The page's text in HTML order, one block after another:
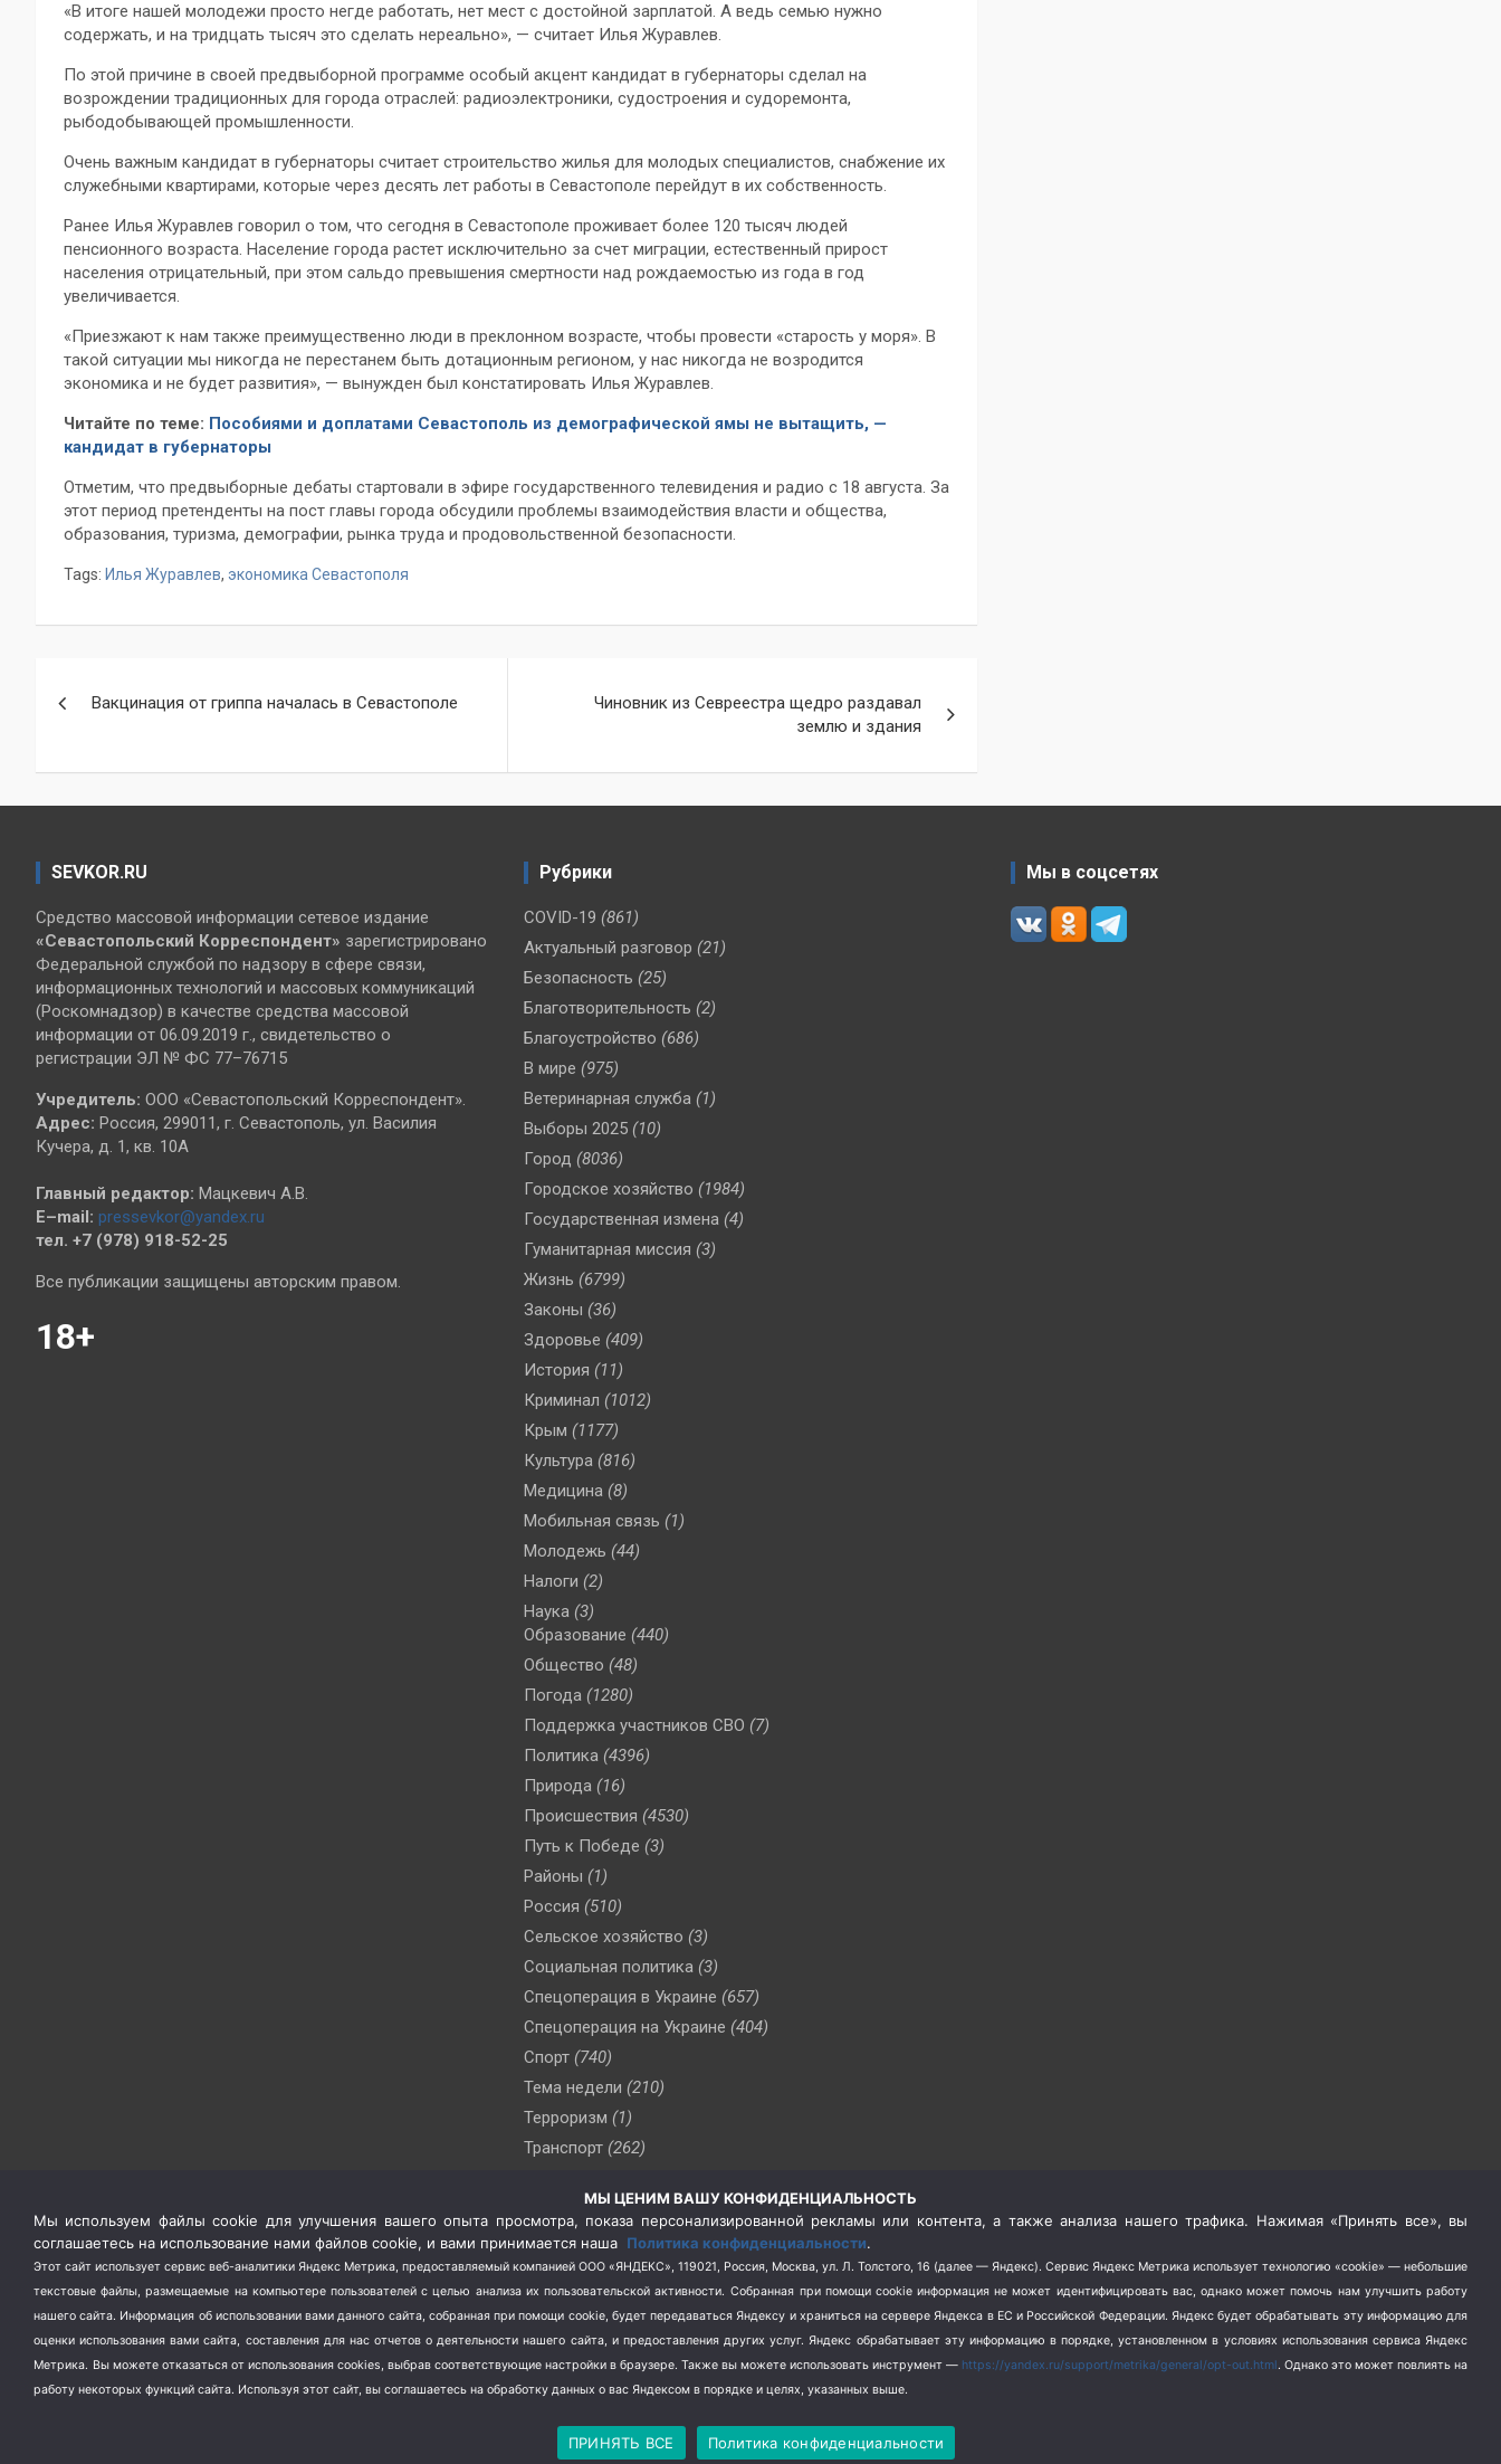
«В итоге нашей молодежи просто негде работать, нет мест с достойной зарплатой. А ведь семью нужно
содержать, и на тридцать тысяч это сделать нереально», — считает Илья Журавлев.
По этой причине в своей предвыборной программе особый акцент кандидат в губернаторы сделал на
возрождении традиционных для города отраслей: радиоэлектроники, судостроения и судоремонта,
рыбодобывающей промышленности.
Очень важным кандидат в губернаторы считает строительство жилья для молодых специалистов, снабжение их
служебными квартирами, которые через десять лет работы в Севастополе перейдут в их собственность.
Ранее Илья Журавлев говорил о том, что сегодня в Севастополе проживает более 120 тысяч людей
пенсионного возраста. Население города растет исключительно за счет миграции, естественный прирост
населения отрицательный, при этом сальдо превышения смертности над рождаемостью из года в год
увеличивается.
«Приезжают к нам также преимущественно люди в преклонном возрасте, чтобы провести «старость у моря». В
такой ситуации мы никогда не перестанем быть дотационным регионом, у нас никогда не возродится
экономика и не будет развития», — вынужден был констатировать Илья Журавлев.
Читайте по теме: Пособиями и доплатами Севастополь из демографической ямы не вытащить, —
кандидат в губернаторы
Отметим, что предвыборные дебаты стартовали в эфире государственного телевидения и радио с 18 августа. За
этот период претенденты на пост главы города обсудили проблемы взаимодействия власти и общества,
образования, туризма, демографии, рынка труда и продовольственной безопасности.
Tags: Илья Журавлев, экономика Севастополя
записям
Вакцинация от гриппа началась в Севастополе
Чиновник из Севреестра щедро раздавал
землю и здания
SEVKOR.RU
Средство массовой информации сетевое издание
«Севастопольский Корреспондент» зарегистрировано
Федеральной службой по надзору в сфере связи,
информационных технологий и массовых коммуникаций
(Роскомнадзор) в качестве средства массовой
информации от 06.09.2019 г., свидетельство о
регистрации ЭЛ № ФС 77–76715
Учредитель: ООО «Севастопольский Корреспондент».
Адрес: Россия, 299011, г. Севастополь, ул. Василия
Кучера, д. 1, кв. 10А
Главный редактор: Мацкевич А.В.
E–mail: pressevkor@yandex.ru
тел. +7 (978) 918-52-25
Все публикации защищены авторским правом.
18+
Рубрики
COVID-19 (861)
Актуальный разговор (21)
Безопасность (25)
Благотворительность (2)
Благоустройство (686)
В мире (975)
Ветеринарная служба (1)
Выборы 2025 (10)
Город (8036)
Городское хозяйство (1984)
Государственная измена (4)
Гуманитарная миссия (3)
Жизнь (6799)
Законы (36)
Здоровье (409)
История (11)
Криминал (1012)
Крым (1177)
Культура (816)
Медицина (8)
Мобильная связь (1)
Молодежь (44)
Налоги (2)
Наука (3)
Образование (440)
Общество (48)
Погода (1280)
Поддержка участников СВО (7)
Политика (4396)
Природа (16)
Происшествия (4530)
Путь к Победе (3)
Районы (1)
Россия (510)
Сельское хозяйство (3)
Социальная политика (3)
Спецоперация в Украине (657)
Спецоперация на Украине (404)
Спорт (740)
Тема недели (210)
Терроризм (1)
Транспорт (262)
(76)
Цены (2)
Школа и спорт (2)
Экология (8)
Экономика
(1172)
Мы в соцсетях
СевКор — Новости Севастополя Политика конфиденциальности
МЫ ЦЕНИМ ВАШУ КОНФИДЕНЦИАЛЬНОСТЬ
Мы используем файлы cookie для улучшения вашего опыта просмотра, показа персонализированной рекламы или контента, а также анализа нашего трафика. Нажимая «Принять все», вы
соглашаетесь на использование нами файлов cookie, и вами принимается наша Политика конфиденциальности.
Этот сайт использует сервис веб-аналитики Яндекс Метрика, предоставляемый компанией ООО «ЯНДЕКС», 119021, Россия, Москва, ул. Л. Толстого, 16 (далее — Яндекс). Сервис Яндекс Метрика использует технологию «cookie» — небольшие
текстовые файлы, размещаемые на компьютере пользователей с целью анализа их пользовательской активности. Собранная при помощи cookie информация не может идентифицировать вас, однако может помочь нам улучшить работу
нашего сайта. Информация об использовании вами данного сайта, собранная при помощи cookie, будет передаваться Яндексу и храниться на сервере Яндекса в ЕС и Российской Федерации. Яндекс будет обрабатывать эту информацию для
оценки использования вами сайта, составления для нас отчетов о деятельности нашего сайта, и предоставления других услуг. Яндекс обрабатывает эту информацию в порядке, установленном в условиях использования сервиса Яндекс
Метрика. Вы можете отказаться от использования cookies, выбрав соответствующие настройки в браузере. Также вы можете использовать инструмент — https://yandex.ru/support/metrika/general/opt-out.html. Однако это может повлиять на
работу некоторых функций сайта. Используя этот сайт, вы соглашаетесь на обработку данных о вас Яндексом в порядке и целях, указанных выше.
ПРИНЯТЬ ВСЕ Политика конфиденциальности